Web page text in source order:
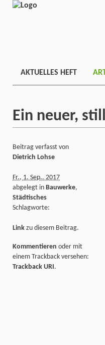
AKTUELLES HEFT
Ein neuer,
Beitrag verfasst von
Dietrich Lohse
Fr., 1. Sep.. 2017
abgelegt in Bauwerke,
Städtisches
Schlagworte:
Link zu diesem Beitrag.
Kommentieren oder mit
einem Trackback versehen:
Trackback URI.